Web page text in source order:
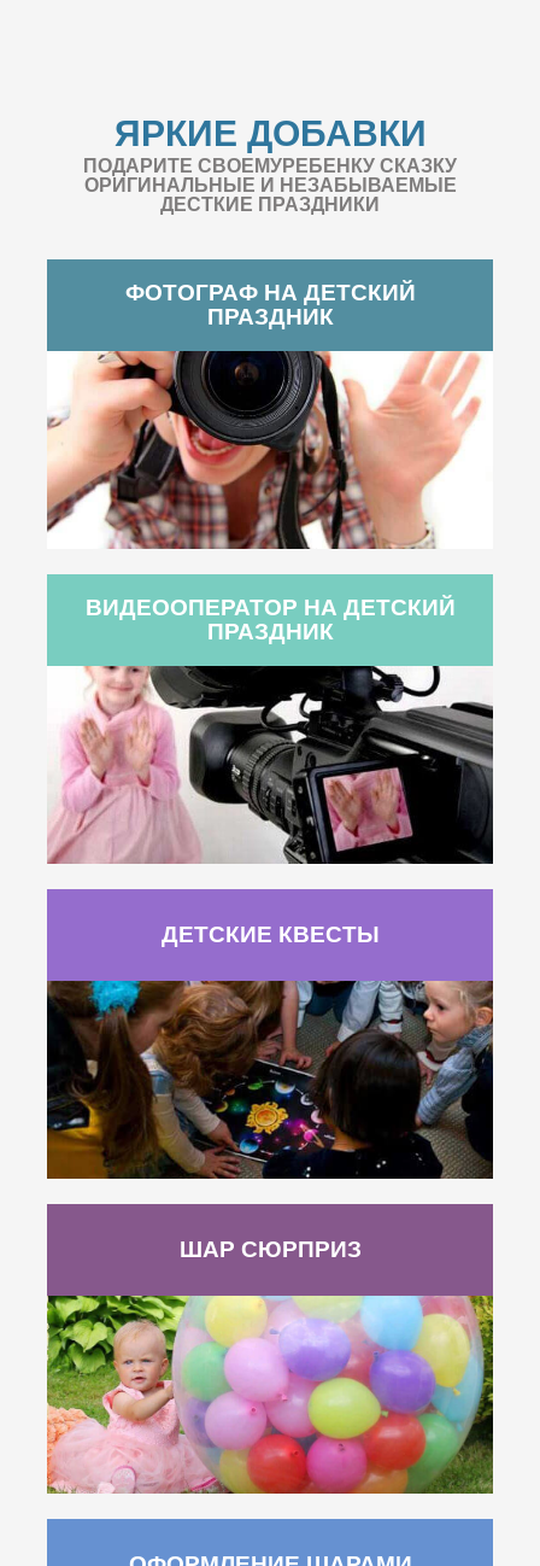
ЯРКИЕ ДОБАВКИ
ПОДАРИТЕ СВОЕМУРЕБЕНКУ СКАЗКУ
ОРИГИНАЛЬНЫЕ И НЕЗАБЫВАЕМЫЕ
ДЕСТКИЕ ПРАЗДНИКИ
ФОТОГРАФ НА ДЕТСКИЙ
ПРАЗДНИК
ВИДЕООПЕРАТОР НА ДЕТСКИЙ
ПРАЗДНИК
ДЕТСКИЕ КВЕСТЫ
ШАР СЮРПРИЗ